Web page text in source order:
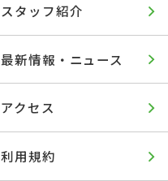
スタッフ紹介
最新情報・ニュース
アクセス
利用規約